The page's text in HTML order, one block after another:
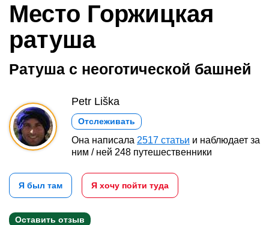
Место Горжицкая
ратуша
Ратуша с неоготической башней
Petr Liška
Отслеживать
Она написала 2517 статьи и наблюдает за
ним / ней 248 путешественники
Я был там Я хочу пойти туда
Оставить отзыв